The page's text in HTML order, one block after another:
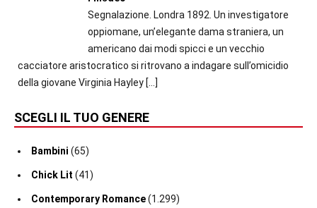
Segnalazione. Londra 1892. Un investigatore
oppiomane, un’elegante dama straniera, un
americano dai modi spicci e un vecchio
cacciatore aristocratico si ritrovano a indagare sull’omicidio
della giovane Virginia Hayley […]
SCEGLI IL TUO GENERE
Bambini (65)
Chick Lit (41)
Contemporary Romance(1.299)